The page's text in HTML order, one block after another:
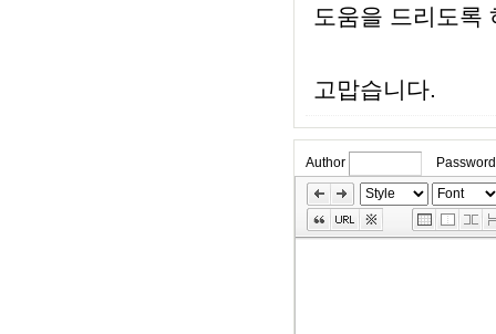
도움을 드리도록
고맙습니다.
Author
Password
Skip
Edit
Toolbox